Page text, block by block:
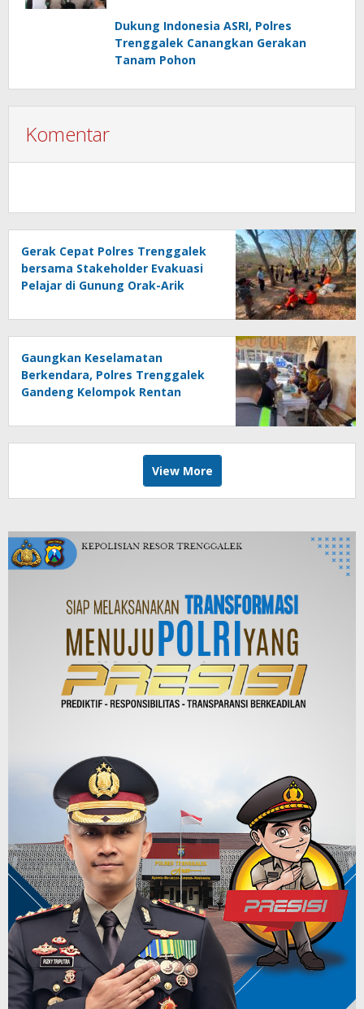
Dukung Indonesia ASRI, Polres
Trenggalek Canangkan Gerakan
Tanam Pohon
Komentar
Gerak Cepat Polres Trenggalek
bersama Stakeholder Evakuasi
Pelajar di Gunung Orak-Arik
Gaungkan Keselamatan
Berkendara, Polres Trenggalek
Gandeng Kelompok Rentan
View More